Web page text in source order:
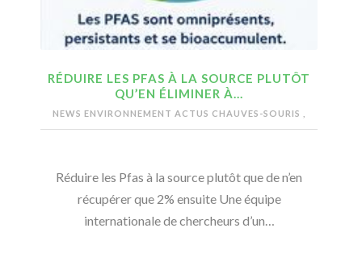
RÉDUIRE LES PFAS À LA SOURCE PLUTÔT
QU’EN ÉLIMINER À…
NEWS ENVIRONNEMENT ACTUS CHAUVES-SOURIS
Réduire les Pfas à la source plutôt que de n’en
récupérer que 2% ensuite Une équipe
internationale de chercheurs d’un…